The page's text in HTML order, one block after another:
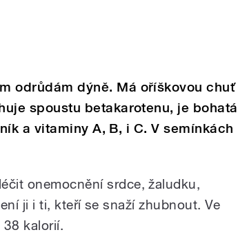
odrůdám dýně. Má oříškovou chuť
spoustu betakarotenu, je bohatá
a vitaminy A, B, i C. V semínkách
onemocnění srdce, žaludku,
ji i ti, kteří se snaží zhubnout. Ve
kalorií.